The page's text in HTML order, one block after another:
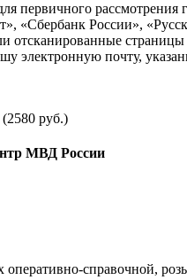
первичного рассмотрения
«Сбербанк России»,
отсканированные
электронную почту,
руб.)
МВД России
справочной,